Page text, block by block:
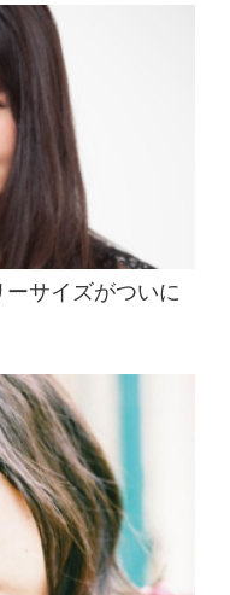
サイズがついに